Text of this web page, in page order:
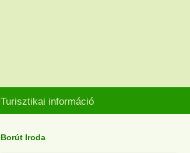
Turisztikai információ
Borút Iroda